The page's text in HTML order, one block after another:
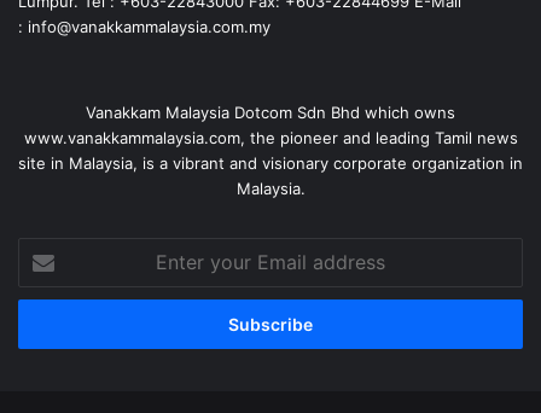
: info@vanakkammalaysia.com.my
Vanakkam Malaysia Dotcom Sdn Bhd which owns
www.vanakkammalaysia.com, the pioneer and leading Tamil news
site in Malaysia, is a vibrant and visionary corporate organization in
Malaysia.
your
Email